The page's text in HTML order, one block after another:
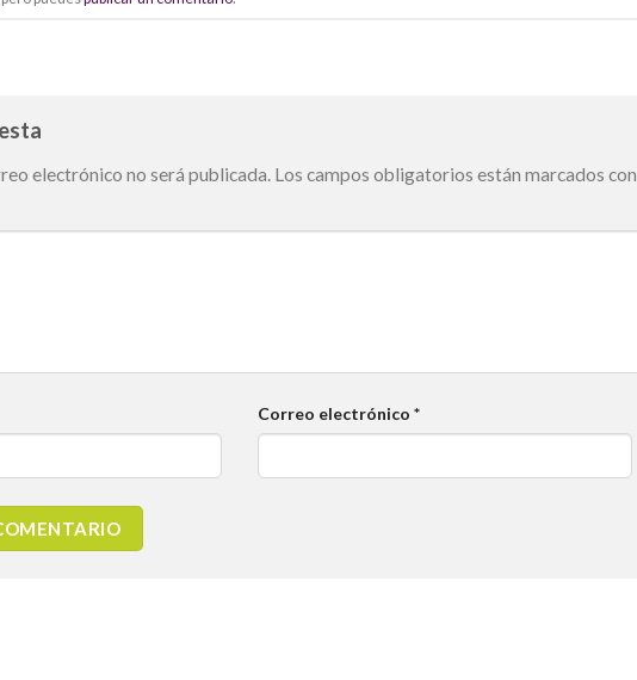
electrónico no será publicada. Los campos obligatorios están marcados con
Correo electrónico*